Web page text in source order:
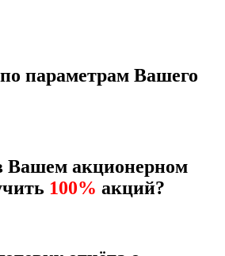
по параметрам Вашего
Вашем акционерном
100% акций?